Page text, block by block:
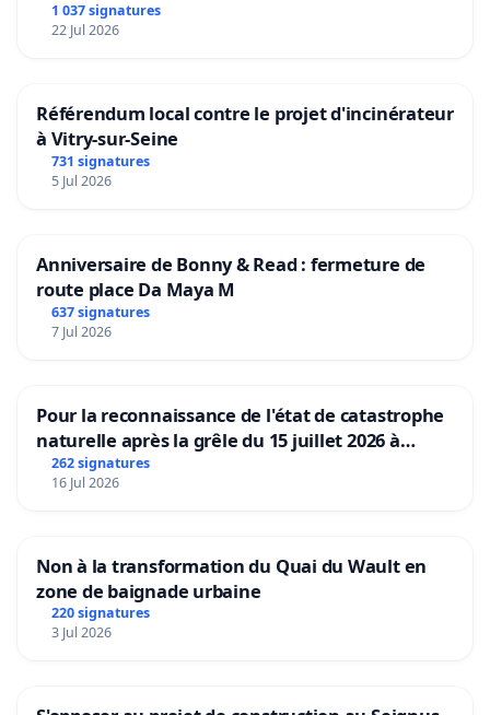
1 037 signatures
22 Jul 2026
Référendum local contre le projet d'incinérateur
à Vitry-sur-Seine
731 signatures
5 Jul 2026
Anniversaire de Bonny & Read : fermeture de
route place Da Maya M
637 signatures
7 Jul 2026
Pour la reconnaissance de l'état de catastrophe
naturelle après la grêle du 15 juillet 2026 à
Aubenas et ses alentours
262 signatures
16 Jul 2026
Non à la transformation du Quai du Wault en
zone de baignade urbaine
220 signatures
3 Jul 2026